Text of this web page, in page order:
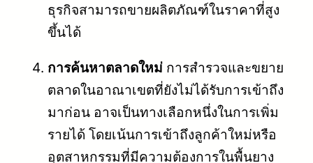
ธุรกิจสามารถขายผลิตภัณฑ์ในราคาที่สูง
ขึ้นได้
การค้นหาตลาดใหม่ การสำรวจและขยาย
ตลาดในอาณาเขตที่ยังไม่ได้รับการเข้าถึง
มาก่อน อาจเป็นทางเลือกหนึ่งในการเพิ่ม
รายได้ โดยเน้นการเข้าถึงลูกค้าใหม่หรือ
อุตสาหกรรมที่มีความต้องการในพื้นยาง